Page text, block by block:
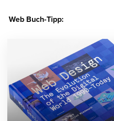
Web Buch-Tipp: